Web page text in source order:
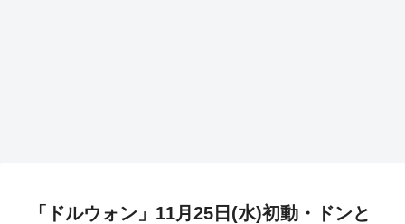
「ドルウォン」11月25日(水)初動・ドンと